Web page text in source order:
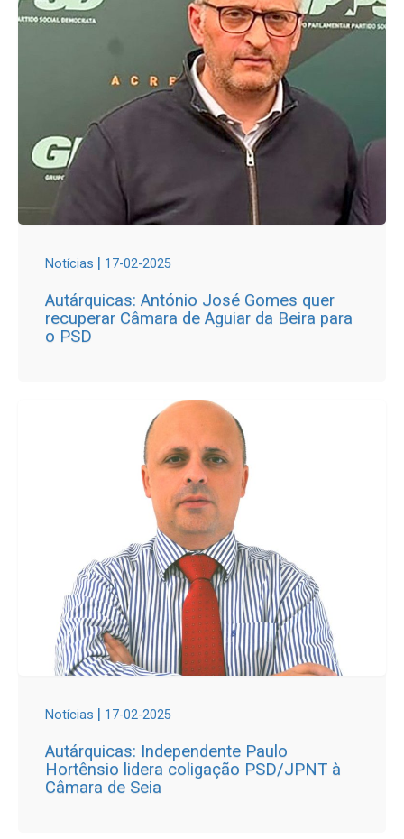
Notícias | 17-02-2025
Autárquicas: António José Gomes quer
recuperar Câmara de Aguiar da Beira para
o PSD
Notícias | 17-02-2025
Autárquicas: Independente Paulo
Hortênsio lidera coligação PSD/JPNT à
Câmara de Seia